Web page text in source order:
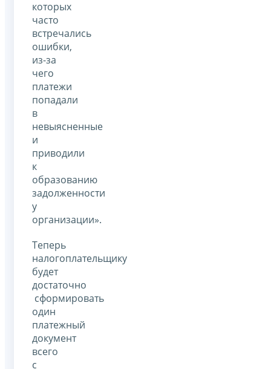
которых
часто
встречались
ошибки,
из-за
чего
платежи
попадали
в
невыясненные
и
приводили
к
образованию
задолженности
у
организации».
Теперь
налогоплательщику
будет
достаточно
сформировать
один
платежный
документ
всего
с